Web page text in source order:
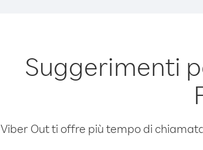
Suggerimenti
Viber Out ti offre più tempo di